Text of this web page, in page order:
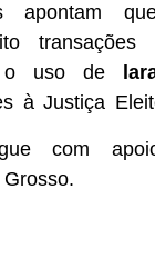
apontam
o uso de
à Justiça
com